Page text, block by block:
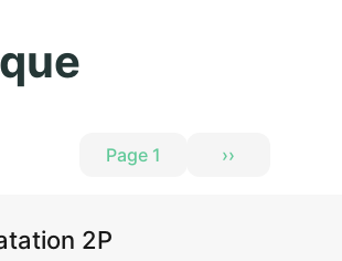
Page 1 ››
2P